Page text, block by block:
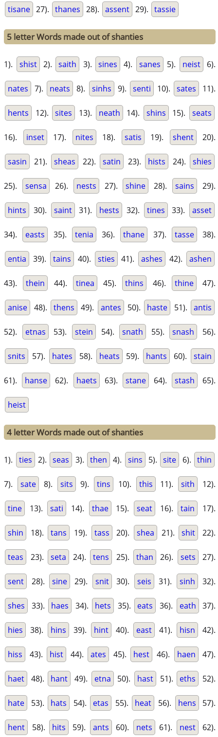
tisane 27). thanes 28). assent 29). tassie
5 letter Words made out of shanties
1). shist 2). saith 3). sines 4). sanes 5). neist 6).
nates 7). neats 8). sinhs 9). senti 10). sates 11).
hents 12). sites 13). neath 14). shins 15). seats
16). inset 17). nites 18). satis 19). shent 20).
sasin 21). sheas 22). satin 23). hists 24). shies
25). sensa 26). nests 27). shine 28). sains 29).
hints 30). saint 31). hests 32). tines 33). asset
34). easts 35). tenia 36). thane 37). tasse 38).
entia 39). tains 40). sties 41). ashes 42). ashen
43). thein 44). tinea 45). thins 46). thine 47).
anise 48). thens 49). antes 50). haste 51). antis
52). etnas 53). stein 54). snath 55). snash 56).
snits 57). hates 58). heats 59). hants 60). stain
61). hanse 62). haets 63). stane 64). stash 65).
heist
4 letter Words made out of shanties
1). ties 2). seas 3). then 4). sins 5). site 6). thin
7). sate 8). sits 9). tins 10). this 11). sith 12).
tine 13). sati 14). thae 15). seat 16). tain 17).
shin 18). tans 19). tass 20). shea 21). shit 22).
teas 23). seta 24). tens 25). than 26). sets 27).
sent 28). sine 29). snit 30). seis 31). sinh 32).
shes 33). haes 34). hets 35). eats 36). eath 37).
hies 38). hins 39). hint 40). east 41). hisn 42).
hiss 43). hist 44). ates 45). hest 46). haen 47).
haet 48). hant 49). etna 50). hast 51). eths 52).
hate 53). hats 54). etas 55). heat 56). hens 57).
hent 58). hits 59). ants 60). nets 61). nest 62).